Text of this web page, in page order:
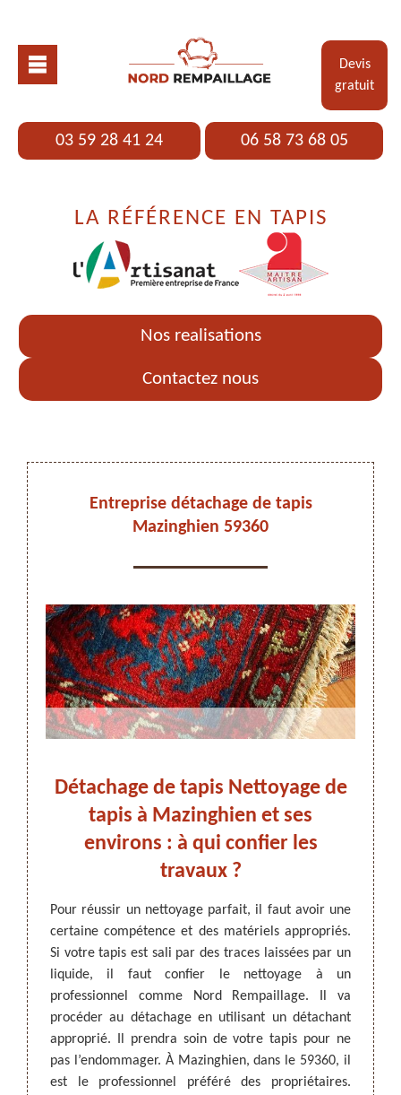
Devis
gratuit
03 59 28 41 24 06 58 73 68 05
LA RÉFÉRENCE EN TAPIS
Nos realisations
Contactez nous
ARTISAN DEZITTER, REMPAILLAGE -
CANNAGE - RECOLLAGE, 59 NORD
Entreprise détachage de tapis
Mazinghien 59360
à
à un
votre
à
le.
il
Détachage de tapis Nettoyage de
tapis à Mazinghien et ses
environs : à qui confier les
travaux ?
Pour réussir un nettoyage parfait, il faut avoir une
certaine compétence et des matériels appropriés.
Si votre tapis est sali par des traces laissées par un
liquide, il faut confier le nettoyage à un
professionnel comme Nord Rempaillage. Il va
procéder au détachage en utilisant un détachant
approprié. Il prendra soin de votre tapis pour ne
pas l’endommager. À Mazinghien, dans le 59360, il
est le professionnel préféré des propriétaires.
Pour
Vous
soit
le
et